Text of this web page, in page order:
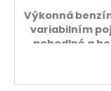
Výkonná
variabilním
pohodlné a